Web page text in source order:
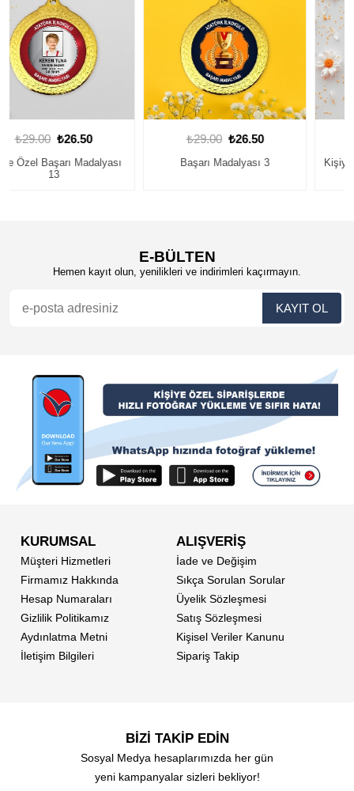
₺29.00
Başarı Madalyası 3
₺29.00
Kişiye Özel Başarı Madalyası 2
E-BÜLTEN
Hemen kayıt olun, yenilikleri ve indirimleri kaçırmayın.
KURUMSAL
Müşteri Hizmetleri
Firmamız Hakkında
Hesap Numaraları
Gizlilik Politikamız
Aydınlatma Metni
İletişim Bilgileri
ALIŞVERİŞ
İade ve Değişim
Sıkça Sorulan Sorular
Üyelik Sözleşmesi
Satış Sözleşmesi
Kişisel Veriler Kanunu
Sipariş Takip
BİZİ TAKİP EDİN
Sosyal Medya hesaplarımızda her gün
yeni kampanyalar sizleri bekliyor!